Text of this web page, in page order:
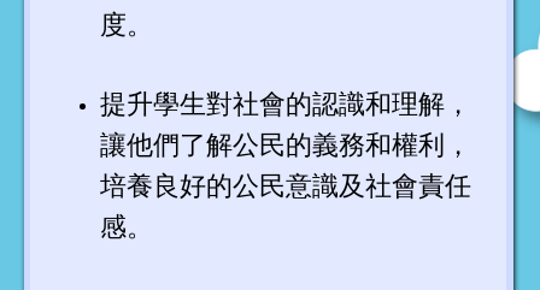
度。
提升學生對社會的認識和理解，
讓他們了解公民的義務和權利，
培養良好的公民意識及社會責任
感。